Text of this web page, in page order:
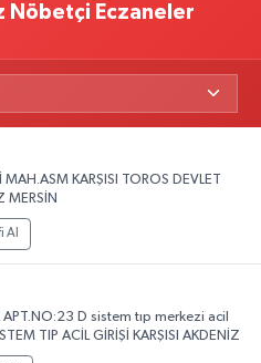
Nöbetçi Eczaneler
KARŞISI TOROS DEVLET
MERSİN
Al
APT.NO:23 D sistem tıp merkezi acil
TIP ACİL GİRİŞİ KARŞISI AKDENİZ